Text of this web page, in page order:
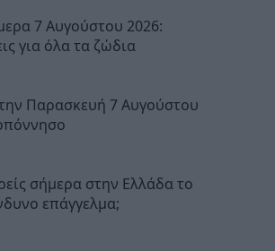
7 Αυγούστου 2026:
για όλα τα ζώδια
Παρασκευή 7 Αυγούστου
σήμερα στην Ελλάδα το
επάγγελμα;